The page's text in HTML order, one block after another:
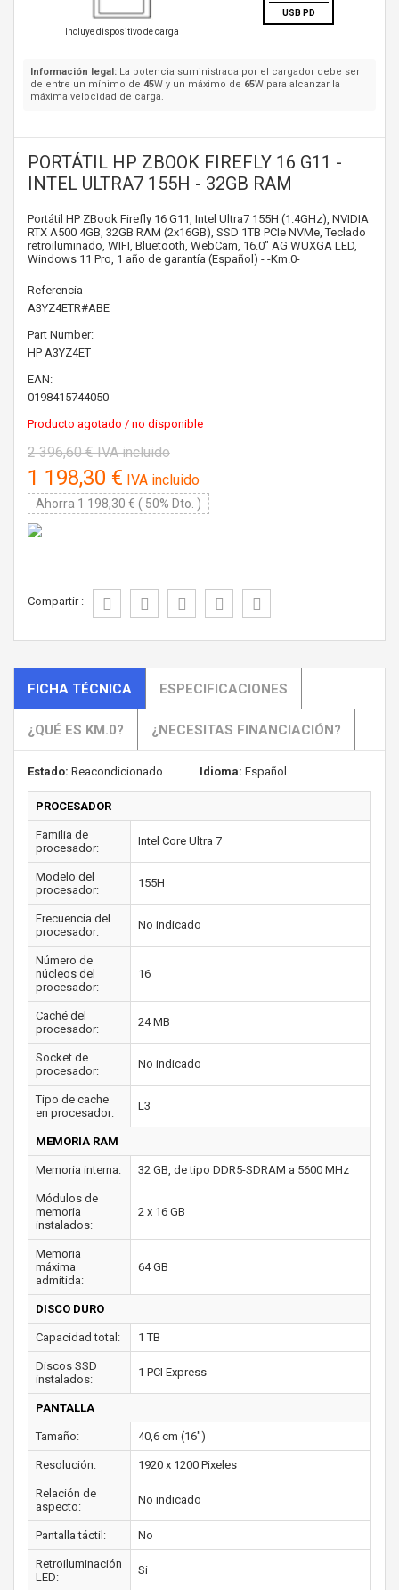
Incluye dispositivo de carga
USB PD
Información legal: La potencia suministrada por el cargador debe ser
de entre un mínimo de 45W y un máximo de 65W para alcanzar la
máxima velocidad de carga.
PORTÁTIL HP ZBOOK FIREFLY 16 G11 -
INTEL ULTRA7 155H - 32GB RAM
Portátil HP ZBook Firefly 16 G11, Intel Ultra7 155H (1.4GHz), NVIDIA
RTX A500 4GB, 32GB RAM (2x16GB), SSD 1TB PCIe NVMe, Teclado
retroiluminado, WIFI, Bluetooth, WebCam, 16.0" AG WUXGA LED,
Windows 11 Pro, 1 año de garantía (Español) - -Km.0-
Referencia
A3YZ4ETR#ABE
Part Number:
HP A3YZ4ET
EAN:
0198415744050
Producto agotado / no disponible
2 396,60 €IVA incluido
1 198,30 € IVA incluido
Ahorra 1 198,30 € ( 50% Dto. )
Compartir :
FICHA TÉCNICA ESPECIFICACIONES
¿QUÉ ES KM.0? ¿NECESITAS FINANCIACIÓN?
Estado: Reacondicionado Idioma: Español
PROCESADOR
Familia de
procesador:
Intel Core Ultra 7
Modelo del
procesador:
155H
Frecuencia del
procesador:
No indicado
Número de
núcleos del
procesador:
16
Caché del
procesador:
24 MB
Socket de
procesador:
No indicado
Tipo de cache
en procesador:
L3
MEMORIA RAM
Memoria interna: 32 GB, de tipo DDR5-SDRAM a 5600 MHz
Módulos de
memoria
instalados:
2 x 16 GB
Memoria
máxima
admitida:
64 GB
DISCO DURO
Capacidad total: 1 TB
Discos SSD
instalados:
1 PCI Express
PANTALLA
Tamaño: 40,6 cm (16")
Resolución: 1920 x 1200 Pixeles
Relación de
aspecto:
No indicado
Pantalla táctil: No
Retroiluminación
LED:
Si